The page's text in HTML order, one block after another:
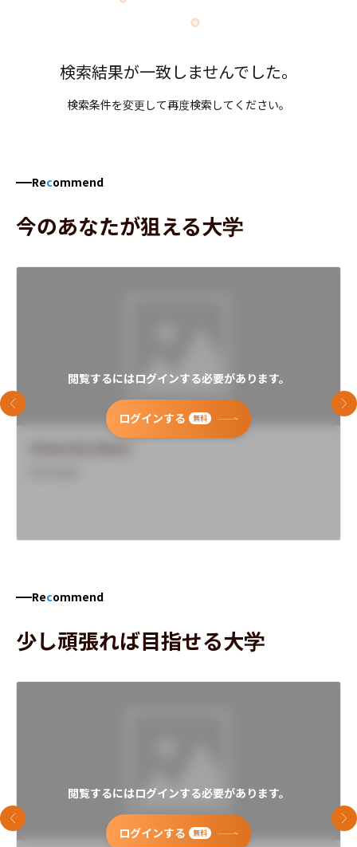
検索結果が一致しませんでした。
検索条件を変更して再度検索してください。
Recommend
今のあなたが狙える大学
閲覧するにはログインする必要があります。
ログインする 無料
前のスライド 次
Recommend
少し頑張れば目指せる大学
閲覧するにはログインする必要があります。
ログインする 無料
前のスライド 次